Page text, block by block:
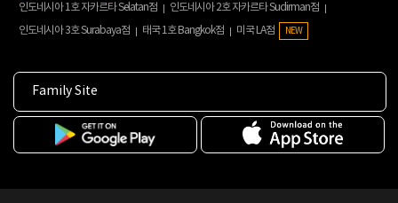
인도네시아 1호 자카르타 Selatan점
인도네시아 2호 자카르타 Sudirman점
인도네시아 3호 Surabaya점
태국 1호 Bangkok점 미국 LA점 NEW
Family Site